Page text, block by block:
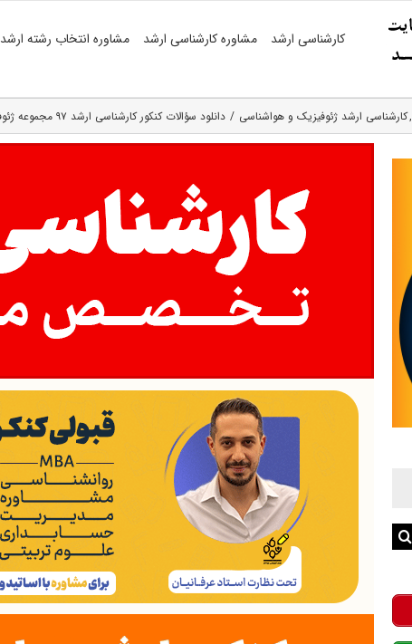
کارشناسی ارشد مشاوره کارشناسی ارشد مشاوره انتخاب رشته ارشد
کارشناسی ارشد ژئوفیزیک و هواشناسی دانلود سؤالات کنکور کارشناسی ارشد ۹۷ مجموعه ژئوفیزیک و هواشناسی (کد ۱۲۰۲)